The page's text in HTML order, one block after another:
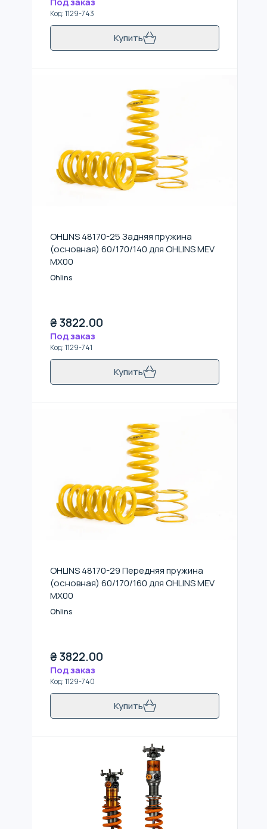
Код:1129-743
Купить
OHLINS 48170-25 Задняя пружина
(основная) 60/170/140 для OHLINS MEV
MX00
Ohlins
₴3822.00
Под заказ
Код:1129-741
Купить
OHLINS 48170-29 Передняя пружина
(основная) 60/170/160 для OHLINS MEV
MX00
Ohlins
₴3822.00
Под заказ
Код:1129-740
Купить